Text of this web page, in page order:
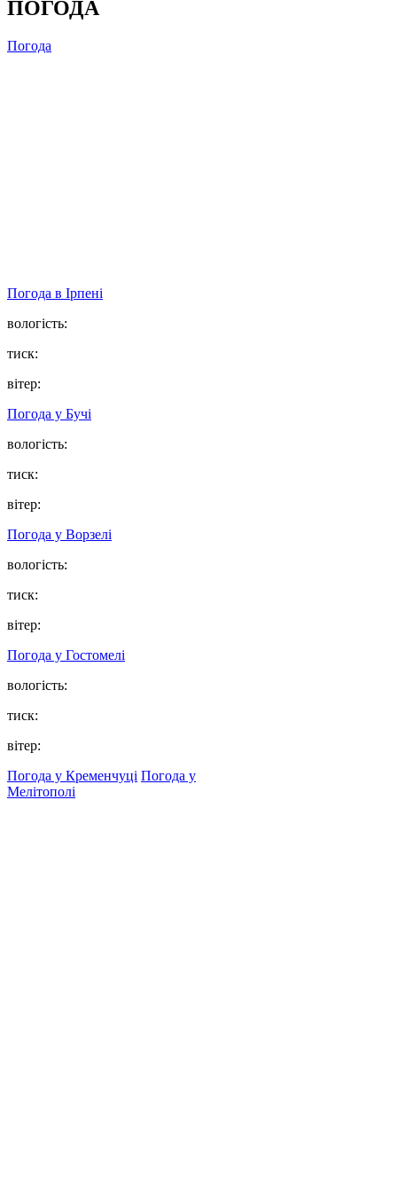
ПОГОДА
Погода
Погода в Ірпені
вологість:
тиск:
вітер:
Погода у Бучі
вологість:
тиск:
вітер:
Погода у Ворзелі
вологість:
тиск:
вітер:
Погода у Гостомелі
вологість:
тиск:
вітер:
Погода у Кременчуці Погода у
Мелітополі